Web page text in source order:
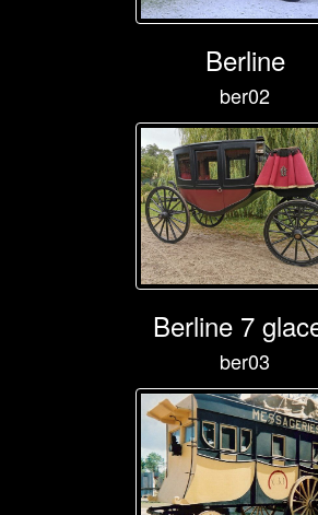
Berline
ber02
Berline 7
ber03